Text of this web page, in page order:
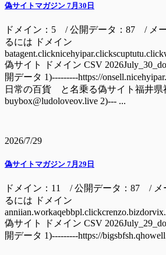
偽サイトマガジン 7月30日
ドメイン：5 / 公開データ：87 / メ
るには ドメイン
偽サイト ドメイン CSV
開データ 1)---------https://
日常の百貨 と名乗る偽サイト福井県
buybox@ludoloveov.live 2)--- ...
2026/7/29
偽サイトマガジン 7月29日
ドメイン：11 / 公開データ：87 / メ
るには ドメイン
偽サイト ドメイン CSV
開データ 1)---------https://